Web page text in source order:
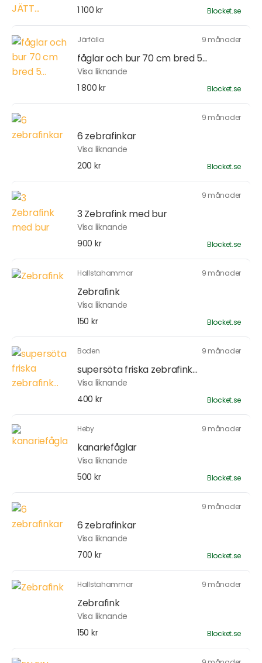
1 100 kr
Blocket.se
Järfälla 9 månader
fåglar och bur 70 cm bred 5...
Visa liknande
1 800 kr
Blocket.se
9 månader
6 zebrafinkar
Visa liknande
200 kr
Blocket.se
9 månader
3 Zebrafink med bur
Visa liknande
900 kr
Blocket.se
Hallstahammar 9 månader
Zebrafink
Visa liknande
150 kr
Blocket.se
Boden 9 månader
supersöta friska zebrafink...
Visa liknande
400 kr
Blocket.se
Heby 9 månader
kanariefåglar
Visa liknande
500 kr
Blocket.se
9 månader
6 zebrafinkar
Visa liknande
700 kr
Blocket.se
Hallstahammar 9 månader
Zebrafink
Visa liknande
150 kr
Blocket.se